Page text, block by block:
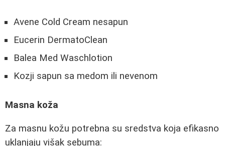
Avene Cold Cream nesapun
Eucerin DermatoClean
Balea Med Waschlotion
Kozji sapun sa medom ili nevenom
Masna koža
Za masnu kožu potrebna su sredstva koja efikasno
uklanjaju višak sebuma: